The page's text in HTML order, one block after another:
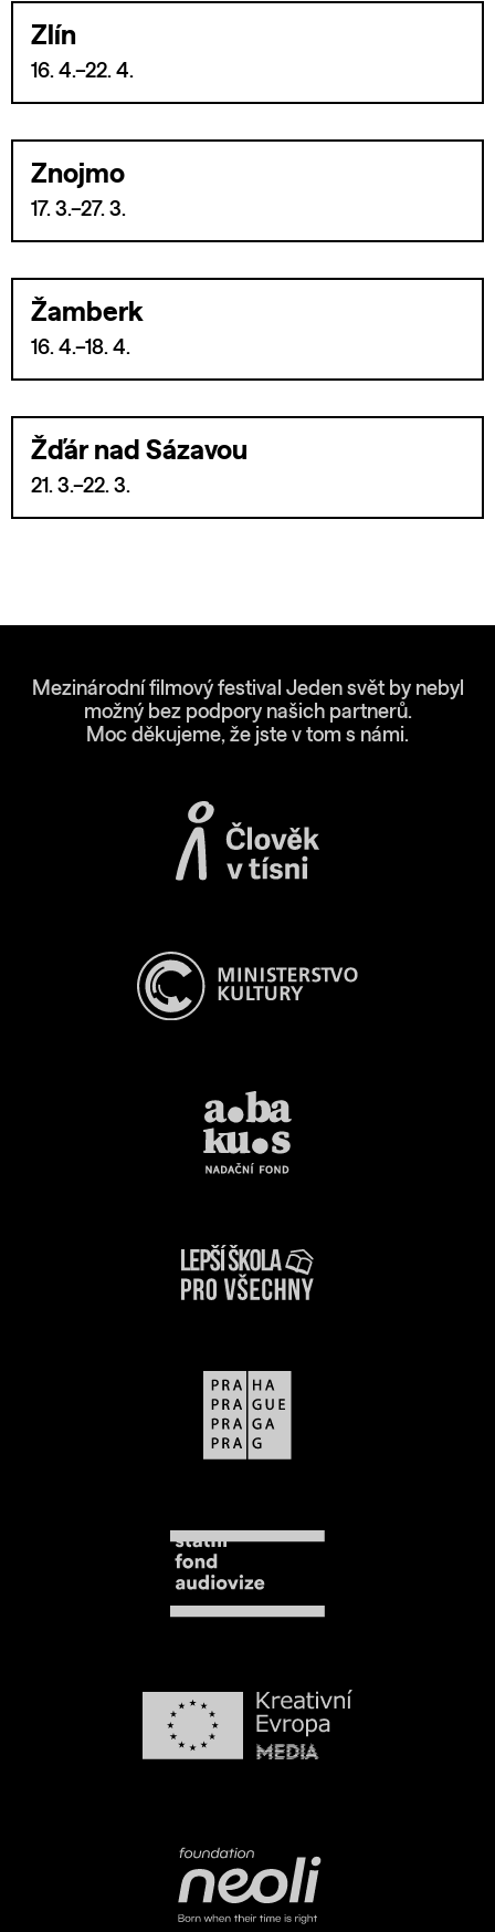
Zlín
16. 4.–22. 4.
Znojmo
17. 3.–27. 3.
Žamberk
16. 4.–18. 4.
Žďár nad Sázavou
21. 3.–22. 3.
Mezinárodní filmový festival Jeden svět by nebyl
možný bez podpory našich partnerů.
Moc děkujeme, že jste v tom s námi.